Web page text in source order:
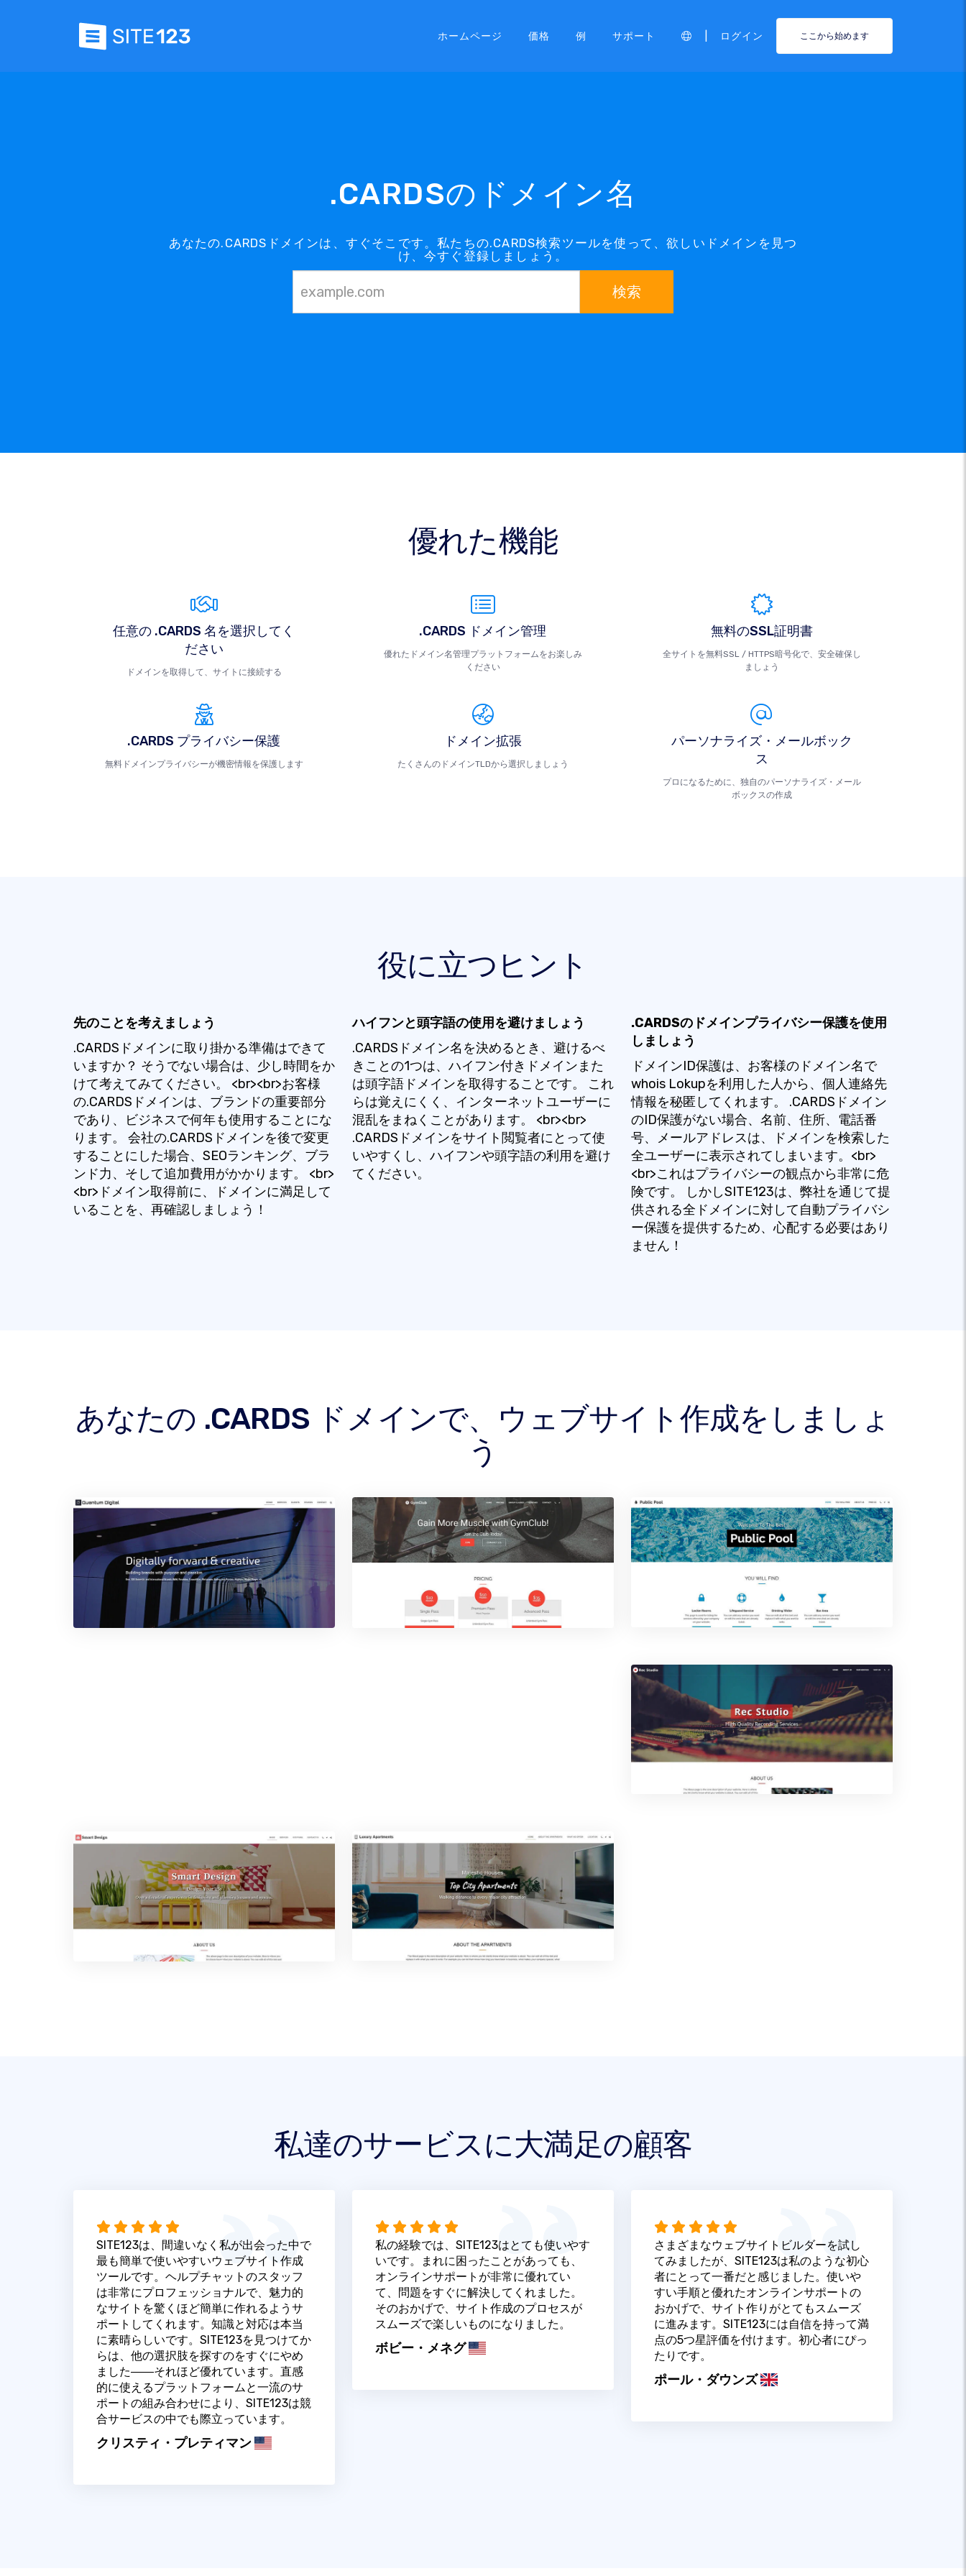
ホームページ 価格 例 サポート ログイン ここから始めます
.CARDSのドメイン名
あなたの.CARDSドメインは、すぐそこです。私たちの.CARDS検索ツールを使って、欲しいドメインを見つ
け、今すぐ登録しましょう。
検索
優れた機能
任意の .CARDS 名を選択してく
ださい
ドメインを取得して、サイトに接続する
.CARDS ドメイン管理
優れたドメイン名管理プラットフォームをお楽しみ
ください
無料のSSL証明書
全サイトを無料SSL / HTTPS暗号化で、安全確保し
ましょう
.CARDS プライバシー保護
無料ドメインプライバシーが機密情報を保護します
ドメイン拡張
たくさんのドメインTLDから選択しましょう
パーソナライズ・メールボック
ス
プロになるために、独自のパーソナライズ・メール
ボックスの作成
役に立つヒント
先のことを考えましょう
.CARDSドメインに取り掛かる準備はできて
いますか？ そうでない場合は、少し時間をか
けて考えてみてください。 <br><br>お客様
の.CARDSドメインは、ブランドの重要部分
であり、ビジネスで何年も使用することにな
ります。 会社の.CARDSドメインを後で変更
することにした場合、SEOランキング、ブラ
ンド力、そして追加費用がかかります。 <br>
<br>ドメイン取得前に、ドメインに満足して
いることを、再確認しましょう！
ハイフンと頭字語の使用を避けましょう
.CARDSドメイン名を決めるとき、避けるべ
きことの1つは、ハイフン付きドメインまた
は頭字語ドメインを取得することです。 これ
らは覚えにくく、インターネットユーザーに
混乱をまねくことがあります。 <br><br>
.CARDSドメインをサイト閲覧者にとって使
いやすくし、ハイフンや頭字語の利用を避け
てください。
.CARDSのドメインプライバシー保護を使用
しましょう
ドメインID保護は、お客様のドメイン名で
whois Lokupを利用した人から、個人連絡先
情報を秘匿してくれます。 .CARDSドメイン
のID保護がない場合、名前、住所、電話番
号、メールアドレスは、ドメインを検索した
全ユーザーに表示されてしまいます。<br>
<br>これはプライバシーの観点から非常に危
険です。 しかしSITE123は、弊社を通じて提
供される全ドメインに対して自動プライバシ
ー保護を提供するため、心配する必要はあり
ません！
あなたの .CARDS ドメインで、ウェブサイト作成をしましょ
う
私達のサービスに大満足の顧客
SITE123は、間違いなく私が出会った中で
最も簡単で使いやすいウェブサイト作成
ツールです。ヘルプチャットのスタッフ
は非常にプロフェッショナルで、魅力的
なサイトを驚くほど簡単に作れるようサ
ポートしてくれます。知識と対応は本当
に素晴らしいです。SITE123を見つけてか
らは、他の選択肢を探すのをすぐにやめ
ました――それほど優れています。直感
的に使えるプラットフォームと一流のサ
ポートの組み合わせにより、SITE123は競
合サービスの中でも際立っています。
クリスティ・プレティマン
私の経験では、SITE123はとても使いやす
いです。まれに困ったことがあっても、
オンラインサポートが非常に優れてい
て、問題をすぐに解決してくれました。
そのおかげで、サイト作成のプロセスが
スムーズで楽しいものになりました。
ボビー・メネグ
さまざまなウェブサイトビルダーを試し
てみましたが、SITE123は私のような初心
者にとって一番だと感じました。使いや
すい手順と優れたオンラインサポートの
おかげで、サイト作りがとてもスムーズ
に進みます。SITE123には自信を持って満
点の5つ星評価を付けます。初心者にぴっ
たりです。
ポール・ダウンズ